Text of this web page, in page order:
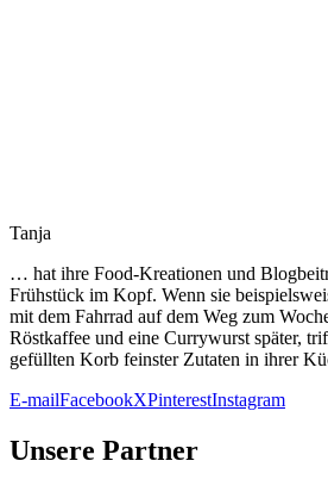
Tanja
… hat ihre Food-Kre­a­­tio­­nen und
Früh­stück im Kopf. Wenn sie
mit dem Fahr­rad auf dem Weg zum
Röst­kaf­fee und eine Cur­ry­wurst spä­ter,
gefüll­ten Korb feins­ter Zuta­ten in ihrer
E-mailFacebookXPinterestInstagram
Unsere Partner